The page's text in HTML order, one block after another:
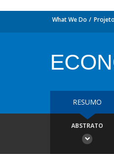
What We Do
RESUMO
ABSTRATO